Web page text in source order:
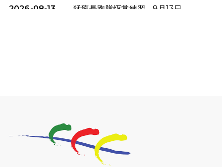
2026-08-13
猛龍長跑隊恆常練習 - 8月13日
2026-07-23
猛龍長跑隊恆常練習 - 7月23日
（19:00開始）
猛龍長跑隊恆常練習 - 7月16日